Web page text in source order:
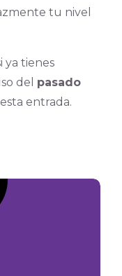
tu nivel
ya tienes
del pasado
entrada.